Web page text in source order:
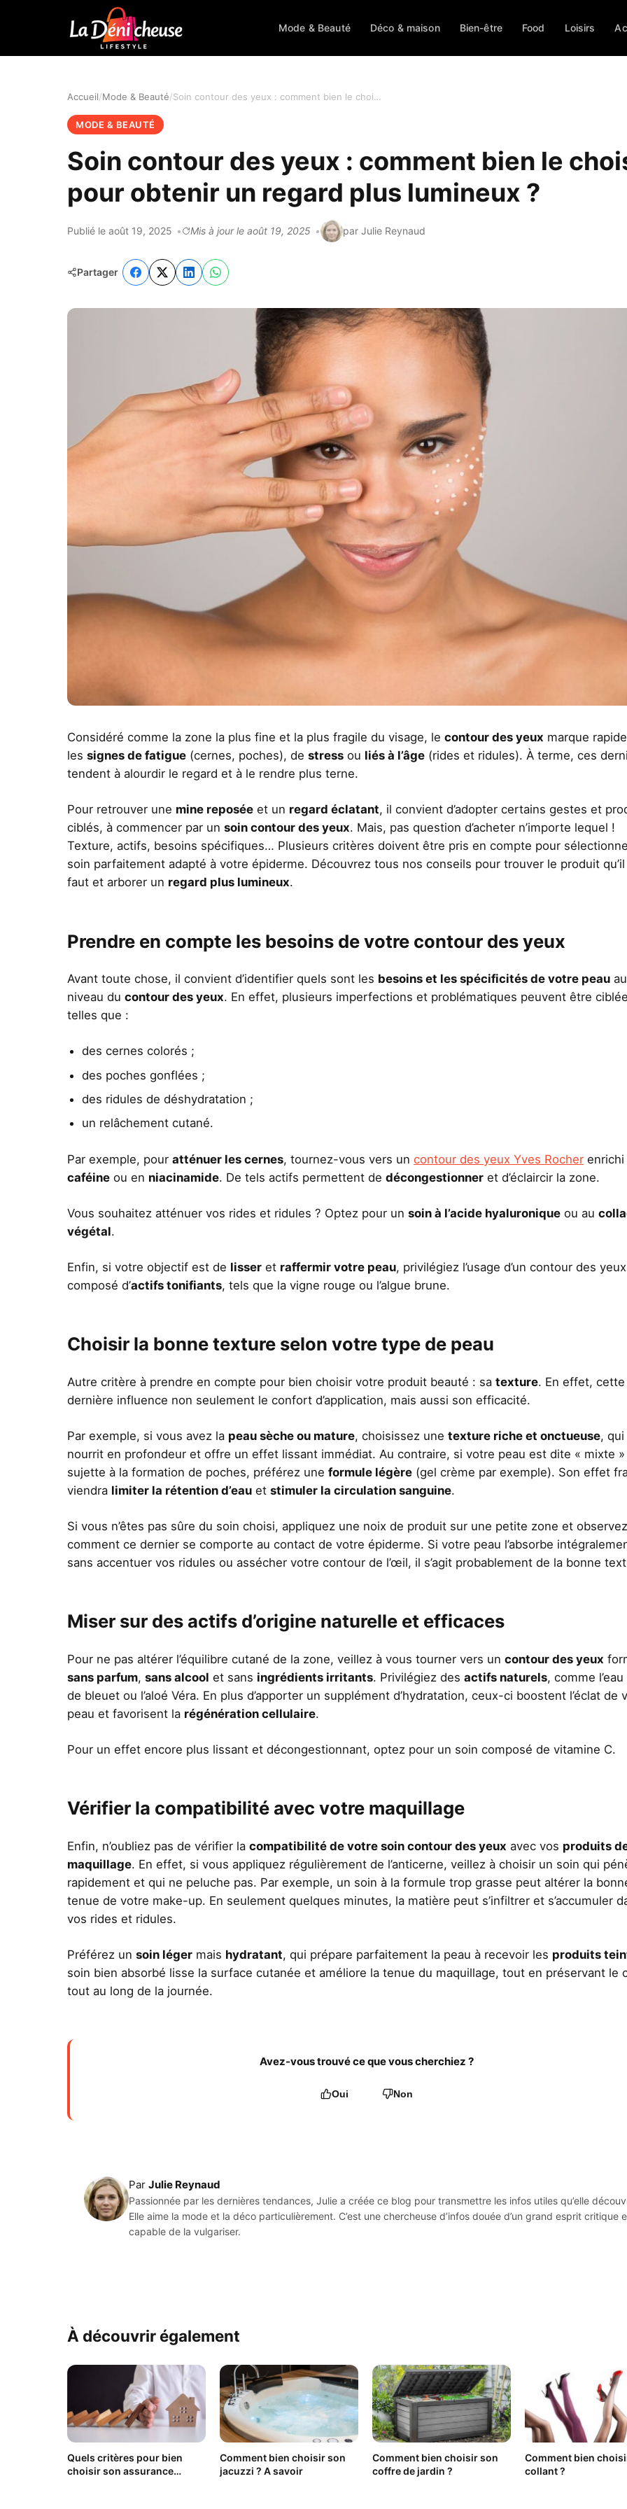
Mode & Beauté Déco & maison Bien-être Food Loisirs
Accueil Mode & Beauté Soin contour des yeux : comment bien le choisir pour obtenir un regard plus lumineux ?
MODE & BEAUTÉ
Soin contour des yeux : comment bien le
pour obtenir un regard plus lumineux ?
Publié le août 19, 2025 Mis à jour le août 19, 2025 par Julie Reynaud
Partager
Considéré comme la zone la plus fine et la plus fragile du visage, le contour des yeux marque
les signes de fatigue (cernes, poches), de stress ou liés à l’âge (rides et ridules). À terme, ces
tendent à alourdir le regard et à le rendre plus terne.
Pour retrouver une mine reposée et un regard éclatant, il convient d’adopter certains gestes et
ciblés, à commencer par un soin contour des yeux. Mais, pas question d’acheter n’importe lequel !
Texture, actifs, besoins spécifiques… Plusieurs critères doivent être pris en compte pour
soin parfaitement adapté à votre épiderme. Découvrez tous nos conseils pour trouver le produit
faut et arborer un regard plus lumineux.
Prendre en compte les besoins de votre contour des yeux
Avant toute chose, il convient d’identifier quels sont les besoins et les spécificités de votre peau au
niveau du contour des yeux. En effet, plusieurs imperfections et problématiques peuvent être
telles que :
des cernes colorés ;
des poches gonflées ;
des ridules de déshydratation ;
un relâchement cutané.
Par exemple, pour atténuer les cernes, tournez-vous vers un contour des yeux Yves Rocher enrichi
caféine ou en niacinamide. De tels actifs permettent de décongestionner et d’éclaircir la zone.
Vous souhaitez atténuer vos rides et ridules ? Optez pour un soin à l’acide hyaluronique ou au
végétal.
Enfin, si votre objectif est de lisser et raffermir votre peau, privilégiez l’usage d’un contour des yeux
composé d’actifs tonifiants, tels que la vigne rouge ou l’algue brune.
Choisir la bonne texture selon votre type de peau
Autre critère à prendre en compte pour bien choisir votre produit beauté : sa texture. En effet, cette
dernière influence non seulement le confort d’application, mais aussi son efficacité.
Par exemple, si vous avez la peau sèche ou mature, choisissez une texture riche et onctueuse, qui
nourrit en profondeur et offre un effet lissant immédiat. Au contraire, si votre peau est dite « mixte »
sujette à la formation de poches, préférez une formule légère (gel crème par exemple). Son effet
viendra limiter la rétention d’eau et stimuler la circulation sanguine.
Si vous n’êtes pas sûre du soin choisi, appliquez une noix de produit sur une petite zone et observez
comment ce dernier se comporte au contact de votre épiderme. Si votre peau l’absorbe
sans accentuer vos ridules ou assécher votre contour de l’œil, il s’agit probablement de la bonne
Miser sur des actifs d’origine naturelle et efficaces
Pour ne pas altérer l’équilibre cutané de la zone, veillez à vous tourner vers un contour des yeux
sans parfum, sans alcool et sans ingrédients irritants. Privilégiez des actifs naturels, comme
de bleuet ou l’aloé Véra. En plus d’apporter un supplément d’hydratation, ceux-ci boostent l’éclat de
peau et favorisent la régénération cellulaire.
Pour un effet encore plus lissant et décongestionnant, optez pour un soin composé de vitamine C.
Vérifier la compatibilité avec votre maquillage
Enfin, n’oubliez pas de vérifier la compatibilité de votre soin contour des yeux avec vos produits
maquillage. En effet, si vous appliquez régulièrement de l’anticerne, veillez à choisir un soin qui
rapidement et qui ne peluche pas. Par exemple, un soin à la formule trop grasse peut altérer la
tenue de votre make-up. En seulement quelques minutes, la matière peut s’infiltrer et s’accumuler
vos rides et ridules.
Préférez un soin léger mais hydratant, qui prépare parfaitement la peau à recevoir les produits
soin bien absorbé lisse la surface cutanée et améliore la tenue du maquillage, tout en préservant le
tout au long de la journée.
Avez-vous trouvé ce que vous cherchiez ?
Oui Non
Par Julie Reynaud
Passionnée par les dernières tendances, Julie a créée ce blog pour transmettre les infos utiles qu’elle
Elle aime la mode et la déco particulièrement. C’est une chercheuse d’infos douée d’un grand esprit critique
capable de la vulgariser.
À découvrir également
Quels critères pour bien
choisir son assurance
Comment bien choisir son
jacuzzi ? A savoir
Comment bien choisir son
coffre de jardin ?
Comment bien
collant ?